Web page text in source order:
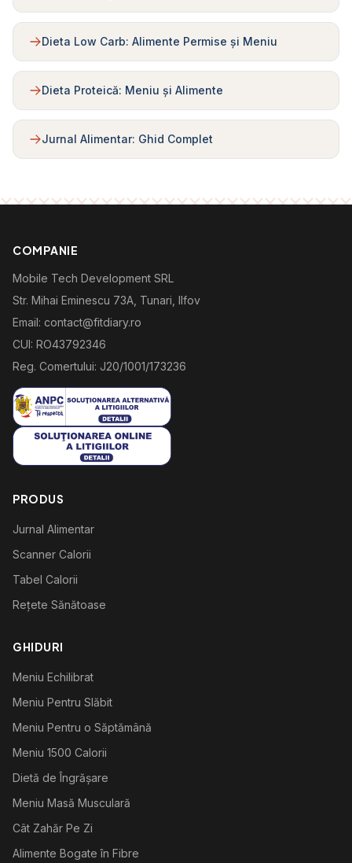
Dieta Low Carb: Alimente Permise și Meniu
Dieta Proteică: Meniu și Alimente
Jurnal Alimentar: Ghid Complet
COMPANIE
Mobile Tech Development SRL
Str. Mihai Eminescu 73A, Tunari, Ilfov
Email: contact@fitdiary.ro
CUI: RO43792346
Reg. Comertului: J20/1001/173236
PRODUS
Jurnal Alimentar
Scanner Calorii
Tabel Calorii
Rețete Sănătoase
GHIDURI
Meniu Echilibrat
Meniu Pentru Slăbit
Meniu Pentru o Săptămână
Meniu 1500 Calorii
Dietă de Îngrășare
Meniu Masă Musculară
Cât Zahăr Pe Zi
Alimente Bogate în Fibre